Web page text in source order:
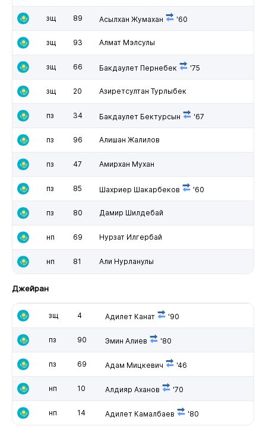
зщ 89 Асылхан Жумахан '60
зщ 93 Алмат Мэлсулы
зщ 66 Бакдаулет Пернебек '75
зщ 20 Азиретсултан Турлыбек
пз 34 Бакдаулет Бектурсын '67
пз 96 Алишан Жалилов
пз 47 Амирхан Мухан
пз 85 Шахриер Шакарбеков '60
пз 80 Дамир Шилдебай
нп 69 Нурзат Илгербай
нп 81 Али Нурланулы
Джейран
зщ 4 Адилет Канат '90
пз 90 Эмин Алиев '80
пз 69 Адам Мицкевич '46
нп 10 Алдияр Аханов '70
нп 14 Адилет Камалбаев '80